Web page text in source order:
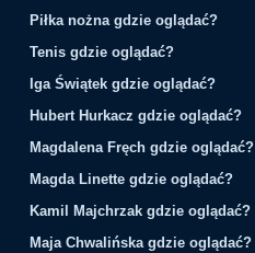
Piłka nożna gdzie oglądać?
Tenis gdzie oglądać?
Iga Świątek gdzie oglądać?
Hubert Hurkacz gdzie oglądać?
Magdalena Fręch gdzie oglądać?
Magda Linette gdzie oglądać?
Kamil Majchrzak gdzie oglądać?
Maja Chwalińska gdzie oglądać?